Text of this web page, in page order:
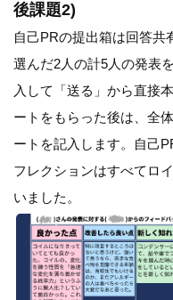
後課題2)
自己PRの提出箱は回答共
選んだ2人の計5人の発表
入して「送る」から直接
ートをもらった後は、全
ートを記入します。自己
フレクションはすべてロ
いました。